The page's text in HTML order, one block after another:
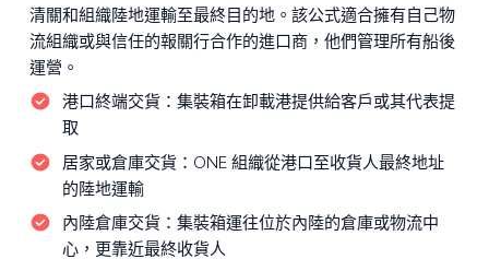
清關和組織陸地運輸至最終目的地。該公式適合擁有自己物
流組織或與信任的報關行合作的進口商，他們管理所有船後
運營。
港口終端交貨： 集裝箱在卸載港提供給客戶或其代表提
取
居家或倉庫交貨： ONE 組織從港口至收貨人最終地址
的陸地運輸
內陸倉庫交貨： 集裝箱運往位於內陸的倉庫或物流中
心，更靠近最終收貨人